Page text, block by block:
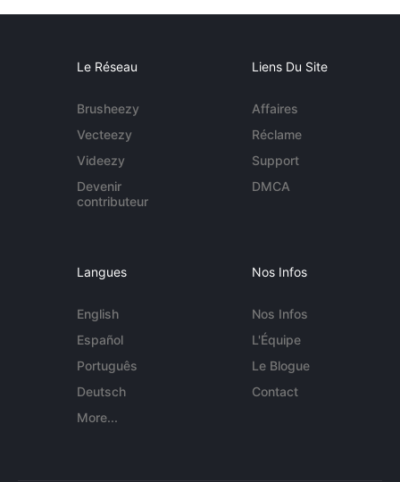
Le Réseau
Brusheezy
Vecteezy
Videezy
Devenir
contributeur
Liens Du Site
Affaires
Réclame
Support
DMCA
Langues
English
Español
Português
Deutsch
More...
Nos Infos
Nos Infos
L'Équipe
Le Blogue
Contact